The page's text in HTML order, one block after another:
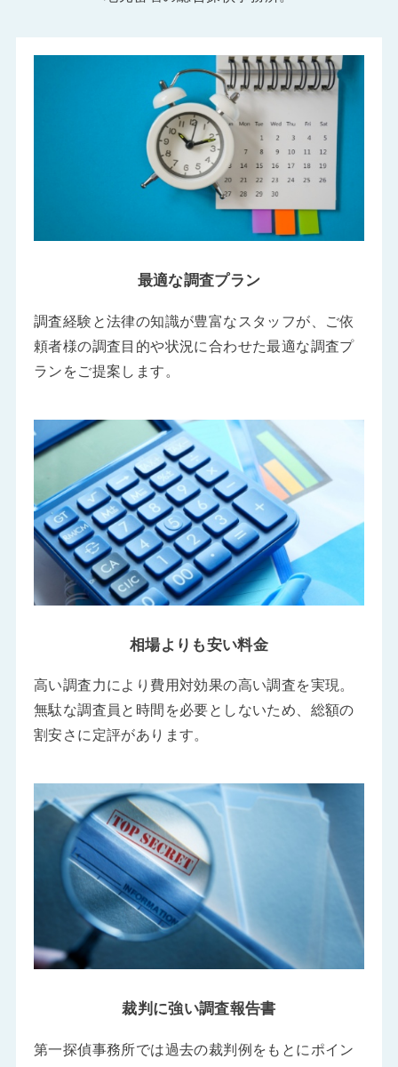
最適な調査プラン
調査経験と法律の知識が豊富なスタッフが、ご依
頼者様の調査目的や状況に合わせた最適な調査プ
ランをご提案します。
相場よりも安い料金
高い調査力により費用対効果の高い調査を実現。
無駄な調査員と時間を必要としないため、総額の
割安さに定評があります。
裁判に強い調査報告書
第一探偵事務所では過去の裁判例をもとにポイン